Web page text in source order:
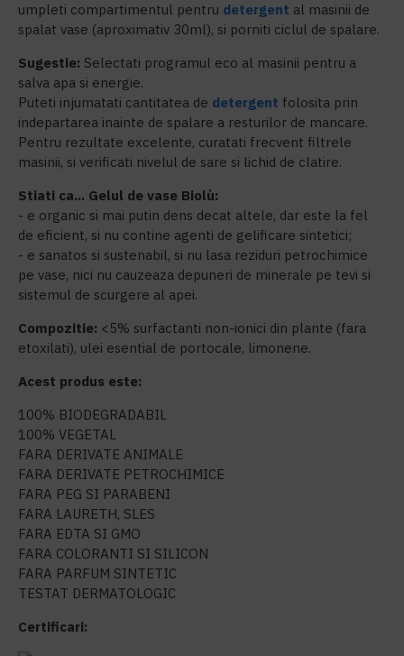
umpleti compartimentul pentru detergent al masinii de
spalat vase (aproximativ 30ml), si porniti ciclul de spalare.
Sugestie: Selectati programul eco al masinii pentru a
salva apa si energie.
Puteti injumatati cantitatea de detergent folosita prin
indepartarea inainte de spalare a resturilor de mancare.
Pentru rezultate excelente, curatati frecvent filtrele
masinii, si verificati nivelul de sare si lichid de clatire.
Stiati ca... Gelul de vase Biolù:
- e organic si mai putin dens decat altele, dar este la fel
de eficient, si nu contine agenti de gelificare sintetici;
- e sanatos si sustenabil, si nu lasa reziduri petrochimice
pe vase, nici nu cauzeaza depuneri de minerale pe tevi si
sistemul de scurgere al apei.
Compozitie: <5% surfactanti non-ionici din plante (fara
etoxilati), ulei esential de portocale, limonene.
Acest produs este:
100% BIODEGRADABIL
100% VEGETAL
FARA DERIVATE ANIMALE
FARA DERIVATE PETROCHIMICE
FARA PEG SI PARABENI
FARA LAURETH, SLES
FARA EDTA SI GMO
FARA COLORANTI SI SILICON
FARA PARFUM SINTETIC
TESTAT DERMATOLOGIC
Certificari: